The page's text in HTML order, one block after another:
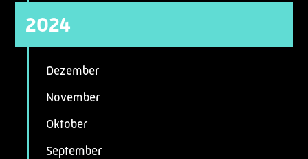
2024
Dezember
November
Oktober
September